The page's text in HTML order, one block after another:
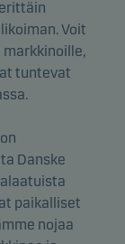
Voit
tuntevat
Danske
paikalliset
nojaa